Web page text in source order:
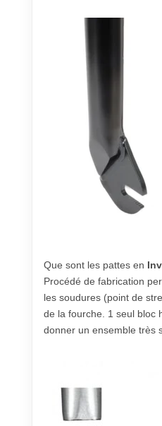
Que sont les pattes en
Procédé de fabrication
les soudures (point de
de la fourche. 1 seul bloc
donner un ensemble très